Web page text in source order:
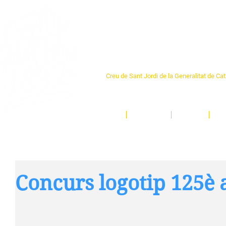
Creu de Sant Jordi de la Generalitat de
Concurs logotip